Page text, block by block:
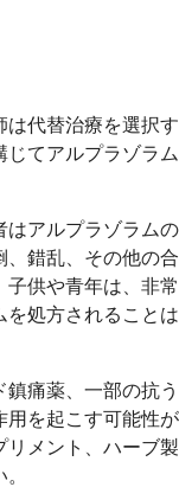
は代替治療を選択す
じてアルプラゾラム
はアルプラゾラムの
、錯乱、その他の合
供や青年は、非常
を処方されることは
痛薬、一部の抗う
用を起こす可能性が
リメント、ハーブ製